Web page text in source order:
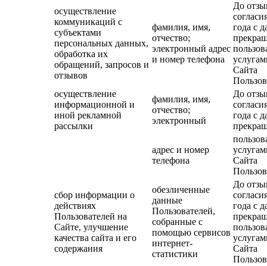
осуществление
коммуникаций с
субъектами
персональных данных,
обработка их
обращений, запросов и
отзывов
фамилия, имя,
отчество;
электронный адрес
и номер телефона
До
года с
Сайта
осуществление
информационной и
иной рекламной
рассылки
фамилия, имя,
отчество;
электронный
До
года с
адрес и номер
телефона
Сайта
сбор информации о
действиях
Пользователей на
Сайте, улучшение
качества сайта и его
содержания
обезличенные
данные
Пользователей,
собранные с
помощью сервисов
интернет-
статистики
До
года с
Сайта